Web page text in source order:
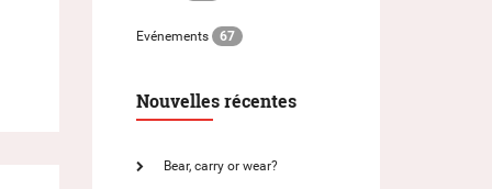
Evénements 67
Nouvelles récentes
Bear, carry or wear?